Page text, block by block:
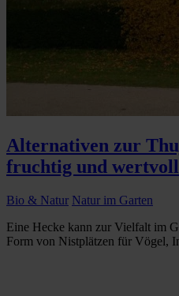
Alternativen zur
fruchtig und wertvoll
Bio & Natur Natur im Garten
Eine Hecke kann zur Vielfalt im
Form von Nistplätzen für Vögel,